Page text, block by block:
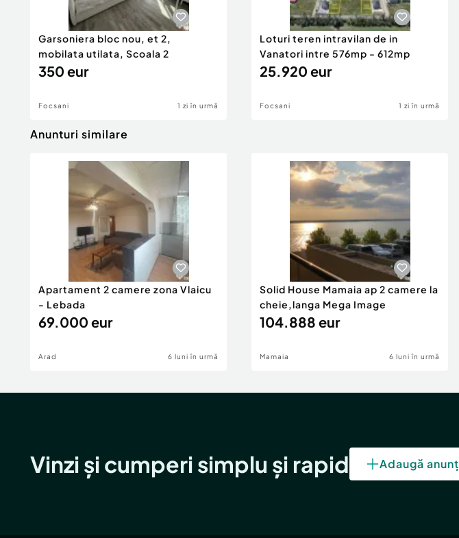
Garsoniera bloc nou, et 2,
mobilata utilata, Scoala 2
350 eur
Focsani 1 zi în urmă
Loturi teren intravilan de in
Vanatori intre 576mp - 612mp
25.920 eur
Focsani 1 zi în urmă
Anunturi similare
Apartament 2 camere zona Vlaicu
- Lebada
69.000 eur
Arad 6 luni în urmă
Solid House Mamaia ap 2 camere la
cheie,langa Mega Image
104.888 eur
Mamaia 6 luni în urmă
Vinzi și cumperi simplu și rapid Adaugă anunț